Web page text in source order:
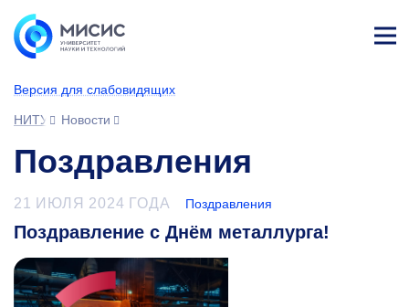
Версия для слабовидящих
НИТУ МИСИС
Новости
Поздравления
21 ИЮЛЯ 2024 ГОДА Поздравления
Поздравление с Днём металлурга!